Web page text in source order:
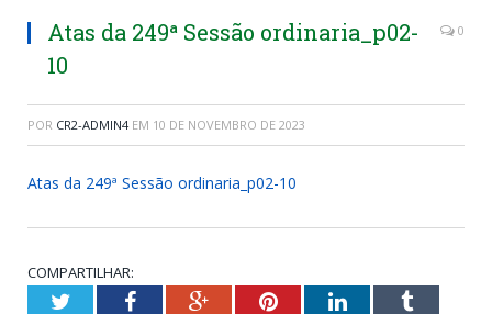
Atas da 249ª Sessão ordinaria_p02-
10
0
POR CR2-ADMIN4 EM 10 DE NOVEMBRO DE 2023
Atas da 249ª Sessão ordinaria_p02-10
COMPARTILHAR:
TwitterFacebookGoogle+PinterestLinkedInTumblr